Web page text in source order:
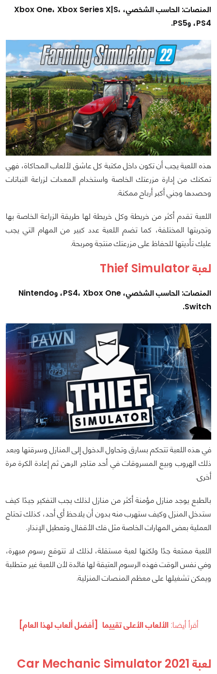
المنصات: الحاسب الشخصي، Xbox One، Xbox Series X|S،
PS4، وPS5.
هذه اللعبة يجب أن تكون داخل مكتبة كل عاشق لألعاب المحاكاة، فهي
تمكنك من إدارة مزرعتك الخاصة واستخدام المعدات لزراعة النباتات
وحصدها وجني أكبر أرباح ممكنة.
اللعبة تقدم أكثر من خريطة وكل خريطة لها طريقة الزراعة الخاصة بها
وتجربتها المختلفة، كما تضم اللعبة عدد كبير من المهام التي يجب
عليك تأديتها للحفاظ على مزرعتك منتجة ومربحة.
لعبة Thief Simulator
المنصات: الحاسب الشخصي، PS4، Xbox One، وNintendo
Switch.
في هذه اللعبة تتحكم بسارق وتحاول الدخول إلى المنازل وسرقتها وبعد
ذلك الهروب وبيع المسروقات في أحد متاجر الرهن ثم إعادة الكرة مرة
أخرى.
بالطبع يوجد منازل مؤمنة أكثر من منازل لذلك يجب التفكير جيدًا كيف
ستدخل المنزل وكيف ستهرب منه بدون أن يلاحظ أي أحد، كذلك تحتاج
العملية بعض المهارات الخاصة مثل فك الأقفال وتعطيل الإنذار.
اللعبة ممتعة جدًا ولكنها لعبة مستقلة، لذلك لا تتوقع رسوم مبهرة،
وفي نفس الوقت فهذه الرسوم العتيقة لها فائدة لأن اللعبة غير متطلبة
ويمكن تشغيلها على معظم المنصات المنزلية.
أقرأ أيضا: الألعاب الأعلى تقييما [أفضل ألعاب لهذا العام]
لعبة Car Mechanic Simulator 2021